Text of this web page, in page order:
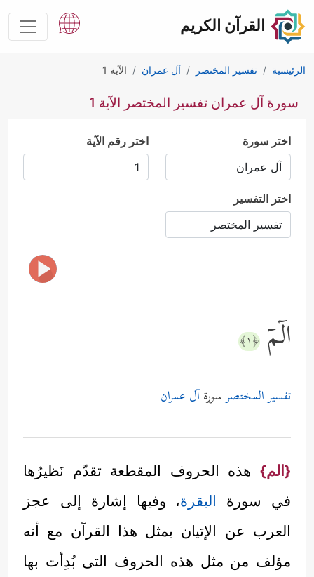
القرآن الكريم
الرئيسية تفسير المختصر آل عمران الآية 1
سورة آل عمران تفسير المختصر الآية 1
اختر سورة اختر رقم الآية
اختر التفسير
الۤمۤ ﴿١﴾
تفسير المختصرسورةآل عمران
{الم} هذه الحروف المقطعة تقدّم نَظيرُها
في سورة البقرة، وفيها إشارة إلى عجز
العرب عن الإتيان بمثل هذا القرآن مع أنه
مؤلف من مثل هذه الحروف التى بُدِأت بها